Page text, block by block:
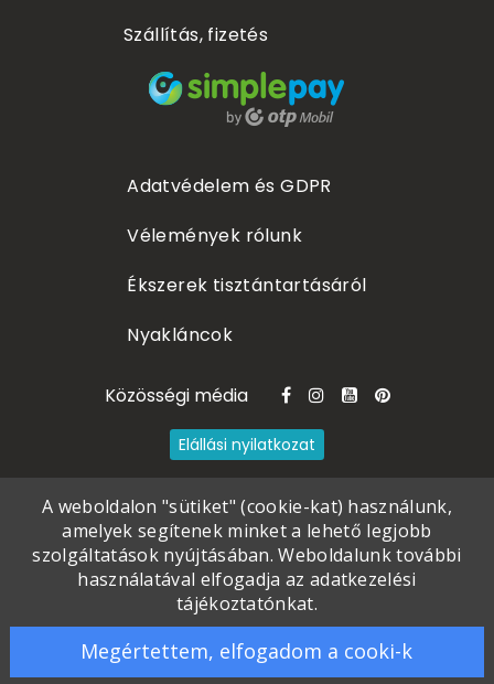
Szállítás, fizetés
Adatvédelem és GDPR
Vélemények rólunk
Ékszerek tisztántartásáról
Nyakláncok
Közösségi média
Elállási nyilatkozat
©2020 - 2026Poór Petra. All rights
reserved.Piercingneked.hu Webáruház
A weboldalon "sütiket" (cookie-kat) használunk,
amelyek segítenek minket a lehető legjobb
szolgáltatások nyújtásában. Weboldalunk további
használatával elfogadja az adatkezelési
tájékoztatónkat.
Megértettem, elfogadom a cooki-k